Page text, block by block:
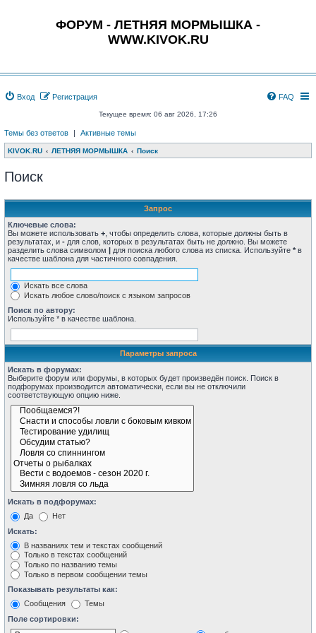
ФОРУМ - ЛЕТНЯЯ МОРМЫШКА -
WWW.KIVOK.RU
Вход Регистрация FAQ
Текущее время: 06 авг 2026, 17:26
Темы без ответов | Активные темы
KIVOK.RU ЛЕТНЯЯ МОРМЫШКА Поиск
Поиск
Запрос
Ключевые слова:
Вы можете использовать + , чтобы определить слова, которые должны быть в
результатах, и - для слов, которых в результатах быть не должно. Вы можете
разделить слова символом | для поиска любого слова из списка. Используйте * в
качестве шаблона для частичного совпадения.
Искать все слова
Искать любое слово/поиск с языком запросов
Поиск по автору:
Используйте * в качестве шаблона.
Параметры запроса
Искать в форумах:
Выберите форум или форумы, в которых будет произведён поиск. Поиск в
подфорумах производится автоматически, если вы не отключили
соответствующую опцию ниже.
Искать в подфорумах:
Да
Нет
Искать:
В названиях тем и текстах сообщений
Только в текстах сообщений
Только по названию темы
Только в первом сообщении темы
Показывать результаты как:
Сообщения
Темы
Поле сортировки: